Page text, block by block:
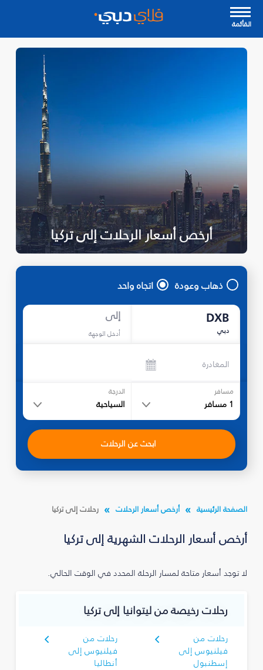
القأئمة
أرخص أسعار الرحلات إلى تركيا
ذهاب وعودة اتجاه واحد
DXB
دبي
إلى
أدخل الوجهة
المغادرة
مسافر
1 مسافر
الدرجة
السياحية
ابحث عن الرحلات
الصفحة الرئيسية أرخص أسعار الرحلات رحلات إلى تركيا
أرخص أسعار الرحلات الشهرية إلى تركيا
لا توجد أسعار متاحة لمسار الرحلة المحدد في الوقت الحالي.
رحلات رخيصة من ليتوانيا إلى تركيا
رحلات من
فيلنيوس إلى
إسطنبول
رحلات من
فيلنيوس إلى
أنطاليا